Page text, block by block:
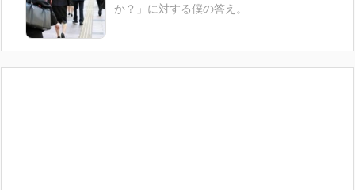
か？」に対する僕の答え。